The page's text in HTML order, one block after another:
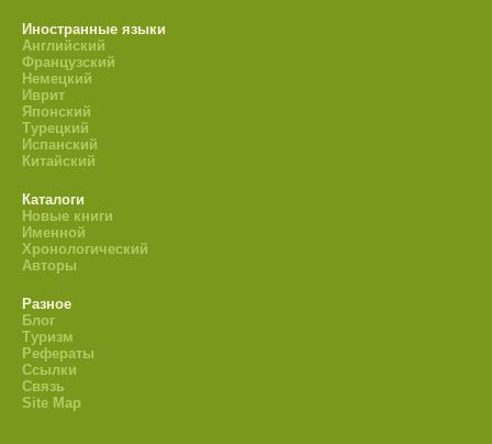
Иностранные языки
Английский
Французский
Немецкий
Иврит
Японский
Турецкий
Испанский
Китайский
Каталоги
Новые книги
Именной
Хронологический
Авторы
Разное
Блог
Туризм
Рефераты
Ссылки
Связь
Site Map